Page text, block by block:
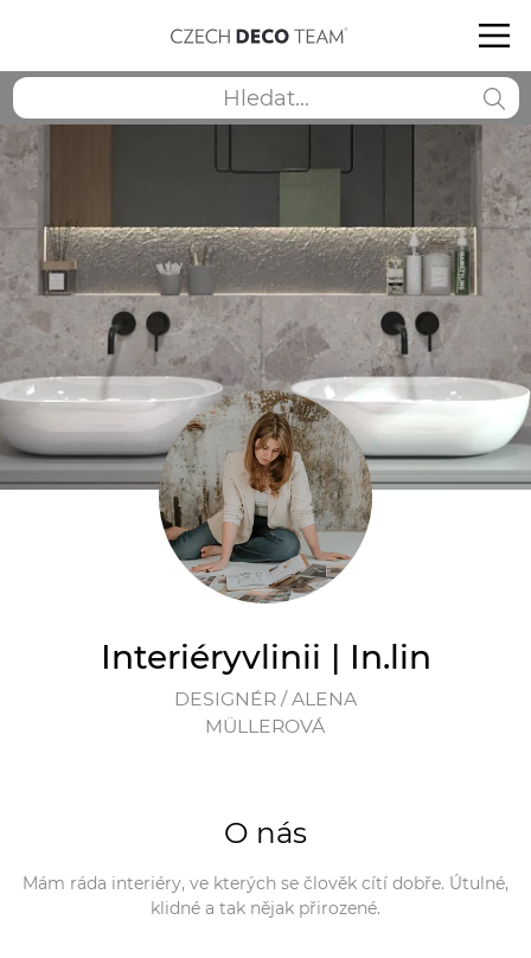
Interiéryvlinii | In.lin
DESIGNÉR / ALENA
MÜLLEROVÁ
O nás
Mám ráda interiéry, ve kterých se člověk cítí dobře. Útulné,
klidné a tak nějak přirozené.